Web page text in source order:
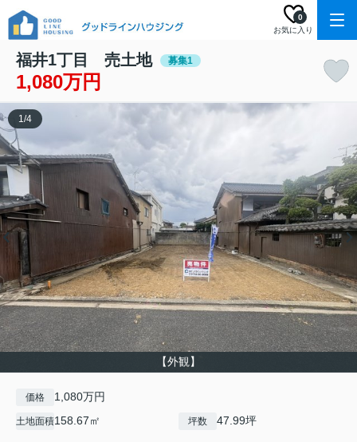
お気に入り
0
福井1丁目 売土地 募集1
1,080万円
【外観】
1/4
価格 1,080万円
土地面積158.67㎡ 坪数 47.99坪